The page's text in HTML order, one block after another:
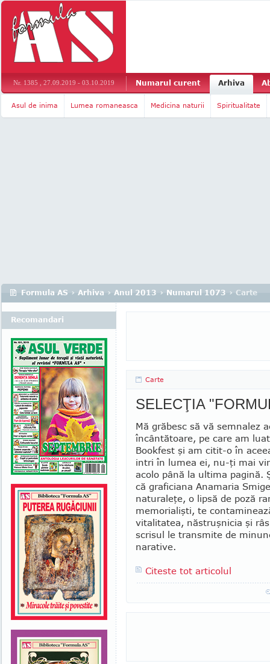
Nr. 1385 , 27.09.2019 - 03.10.2019 Numarul curent Arhiva
Asul de inima Lumea romaneasca Medicina naturii Spiritualitate
Formula AS › Arhiva › Anul 2013 › Numarul 1073 › Carte
Carte
SELECŢIA
Mă grăbesc să vă semnalez
încântătoare, pe care am
Bookfest şi am citit-o în
intri în lumea ei, nu-ţi mai
acolo până la ultima pagină.
că graficiana Anamaria
naturaleţe, o lipsă de poză
memorialişti, te
vitalitatea, năstruşnicia şi
scrisul le transmite de
narative.
Citeste tot articolul
Recomandari